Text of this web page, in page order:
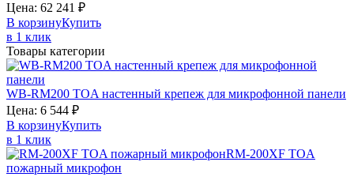
Цена: 62 241 ₽
В корзинуКупить
в 1 клик
Товары категории
WB-RM200 TOAнастенный крепеж для микрофонной панели
Цена: 6 544 ₽
В корзинуКупить
в 1 клик
RM-200XF TOA
пожарный микрофон